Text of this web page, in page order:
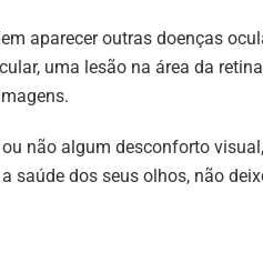
aparecer outras doenças
uma lesão na área da
não algum desconforto
saúde dos seus olhos, não